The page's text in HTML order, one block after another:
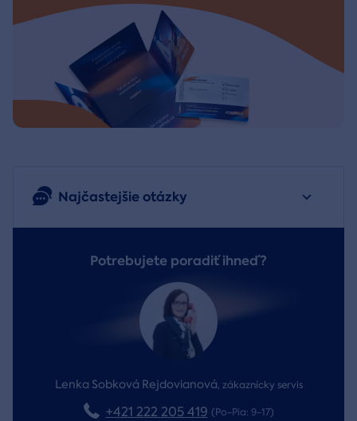
Najčastejšie otázky
Potrebujete poradiť ihneď?
Lenka Sobková Rejdovianová, zákaznícky servis
+421 222 205 419 (Po-Pia: 9-17)